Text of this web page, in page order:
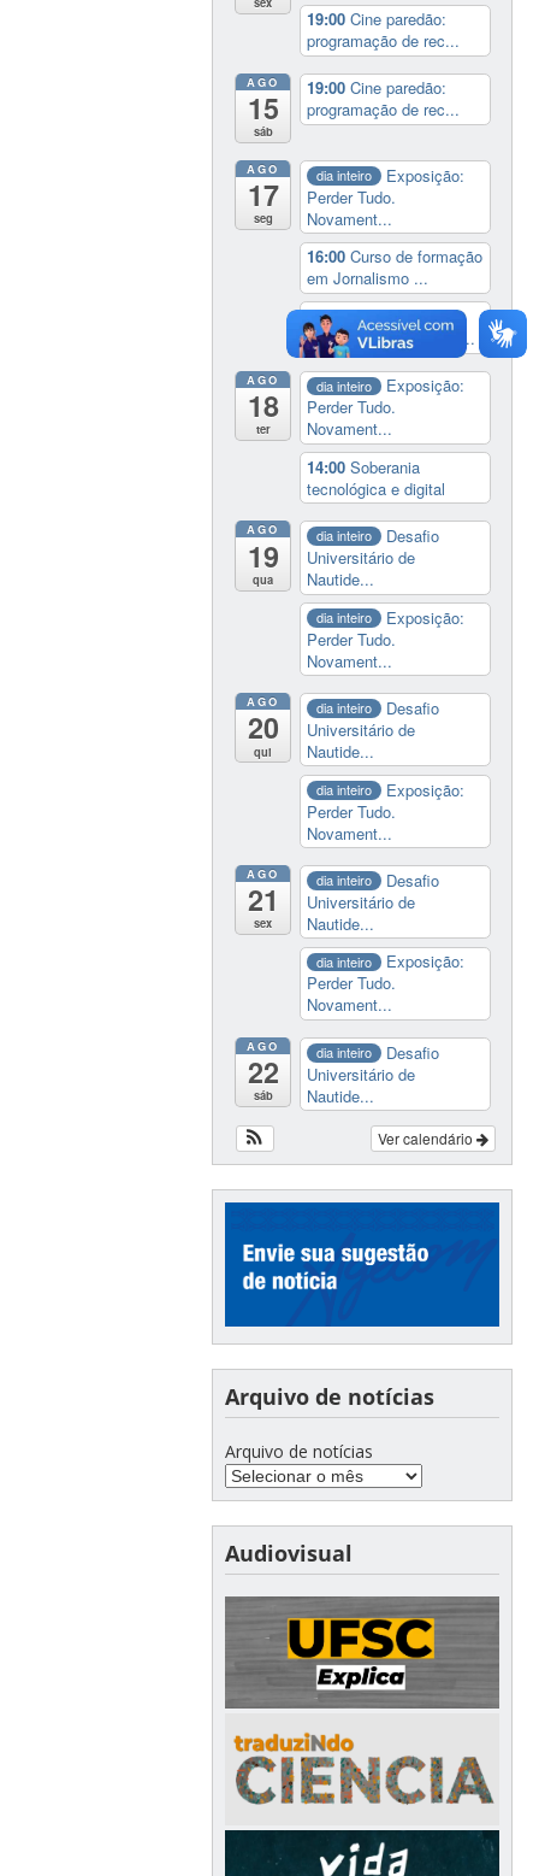
19:00Cine paredão:
programação de rec...
AGO
15
sáb
19:00Cine paredão:
programação de rec...
AGO
17
seg
dia inteiro
Exposição:
Perder Tudo.
Novament...
16:00Curso de formação
em Jornalismo ...
19:00Aula Magna do
IELA: Homenagem ao...
AGO
18
ter
dia inteiro
Exposição:
Perder Tudo.
Novament...
14:00Soberania
tecnológica e digital
AGO
19
qua
dia inteiro
Desafio
Universitário de
Nautide...
dia inteiro
Exposição:
Perder Tudo.
Novament...
AGO
20
qui
dia inteiro
Desafio
Universitário de
Nautide...
dia inteiro
Exposição:
Perder Tudo.
Novament...
AGO
21
sex
dia inteiro
Desafio
Universitário de
Nautide...
dia inteiro
Exposição:
Perder Tudo.
Novament...
AGO
22
sáb
dia inteiro
Desafio
Universitário de
Nautide...
Ver calendário
Arquivo de notícias
Arquivo de notícias
Audiovisual